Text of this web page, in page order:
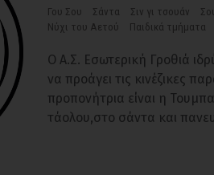
Γου Σου Σάντα Σιν γι τσουάν
Νύχι του Αετού
Παιδικά τμήματα
Ο Α.Σ. Εσωτερική Γροθιά
να προάγει τις κινέζικες
προπονήτρια είναι η
τάολου,στο σάντα και